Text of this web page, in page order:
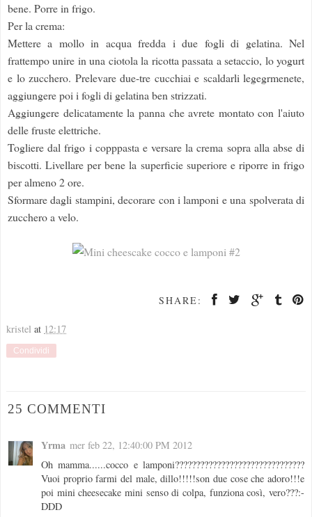
bene. Porre in frigo.
Per la crema:
Mettere a mollo in acqua fredda i due fogli di gelatina. Nel
frattempo unire in una ciotola la ricotta passata a setaccio, lo yogurt
e lo zucchero. Prelevare due-tre cucchiai e scaldarli legegrmenete,
aggiungere poi i fogli di gelatina ben strizzati.
Aggiungere delicatamente la panna che avrete montato con l'aiuto
delle fruste elettriche.
Togliere dal frigo i copppasta e versare la crema sopra alla abse di
biscotti. Livellare per bene la superficie superiore e riporre in frigo
per almeno 2 ore.
Sformare dagli stampini, decorare con i lamponi e una spolverata di
zucchero a velo.
SHARE:
kristel at 12:17
Condividi
25 COMMENTI
Yrma mer feb 22, 12:40:00 PM 2012
Oh mamma......cocco e lamponi???????????????????????????????
Vuoi proprio farmi del male, dillo!!!!!son due cose che adoro!!!e
poi mini cheesecake mini senso di colpa, funziona così, vero???:-
DDD